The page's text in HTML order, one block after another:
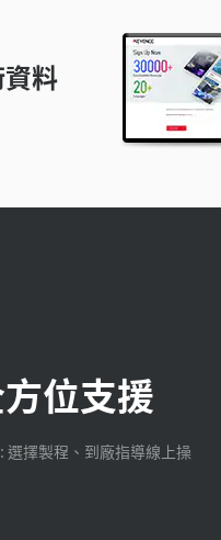
料
位支援
選擇製程、到廠指導線上操